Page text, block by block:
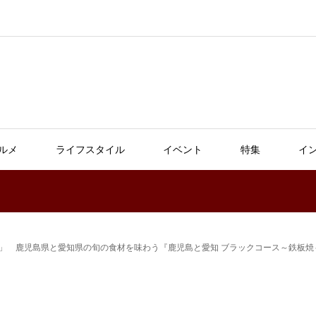
メ ライフスタイル イベント 特集 イ
鹿児島県と愛知県の旬の食材を味わう『鹿児島と愛知 ブラックコース～鉄板焼